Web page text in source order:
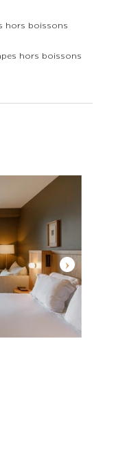
hors boissons
hors boissons